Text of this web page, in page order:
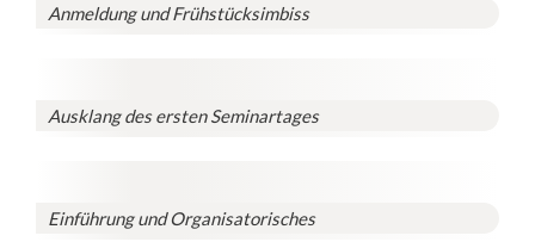
Anmeldung und Frühstücksimbiss
Ausklang des ersten Seminartages
Einführung und Organisatorisches